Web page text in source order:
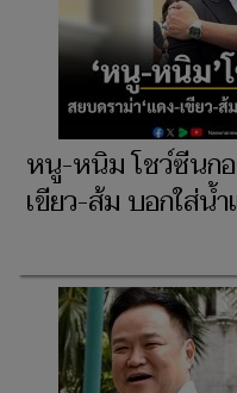
หนู-หนิม โชว์ซีนก
เขียว-ส้ม บอกใส่น้